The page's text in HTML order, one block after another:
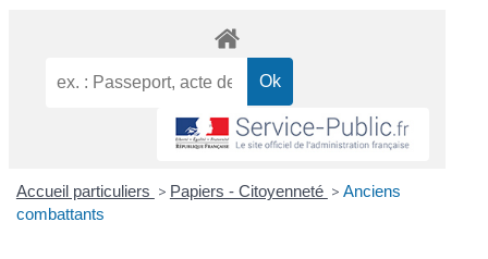
Accueil particuliers > Papiers - Citoyenneté > Anciens
combattants